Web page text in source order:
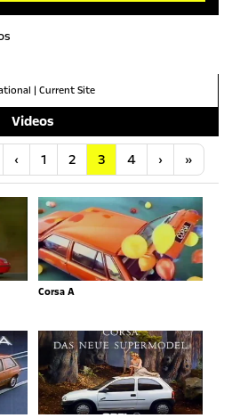
| Current Site
Videos
Anfang
‹ Vorherige
1 2 3 4 ›Nächste
»
Corsa A